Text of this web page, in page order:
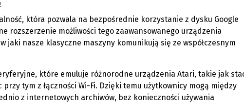
która pozwala na bezpośrednie korzystanie z dysku Google
rozszerzenie możliwości tego zaawansowanego urządzenia
jaki nasze klasyczne maszyny komunikują się ze współczesnym
które emuluje różnorodne urządzenia Atari, takie jak
tym z łączności Wi-Fi. Dzięki temu użytkownicy mogą między
z internetowych archiwów, bez konieczności używania